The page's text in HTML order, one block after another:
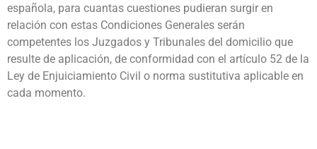
española, para cuantas cuestiones pudieran surgir en
relación con estas Condiciones Generales serán
competentes los Juzgados y Tribunales del domicilio que
resulte de aplicación, de conformidad con el artículo 52 de la
Ley de Enjuiciamiento Civil o norma sustitutiva aplicable en
cada momento.